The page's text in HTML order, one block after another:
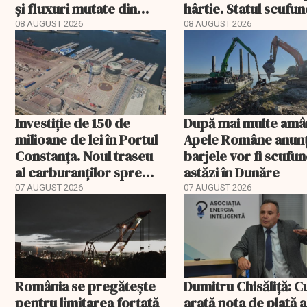
și fluxuri mutate din
Portul Constanța
08 AUGUST 2026
hârtie. Statul
acum barje în
08 AUGUST 2026
Investiție de 150 de
milioane de lei în Portul
Constanța. Noul traseu
al carburanților spre
Europa
07 AUGUST 2026
După mai multe
Apele Române
barjele vor fi
astăzi în Dunăre
07 AUGUST 2026
România se pregătește
pentru limitarea forțată
Dumitru Chisăliță:
arată nota de plată a